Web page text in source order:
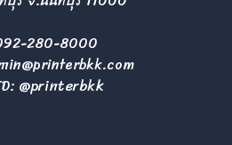
280-8000
@printerbkk